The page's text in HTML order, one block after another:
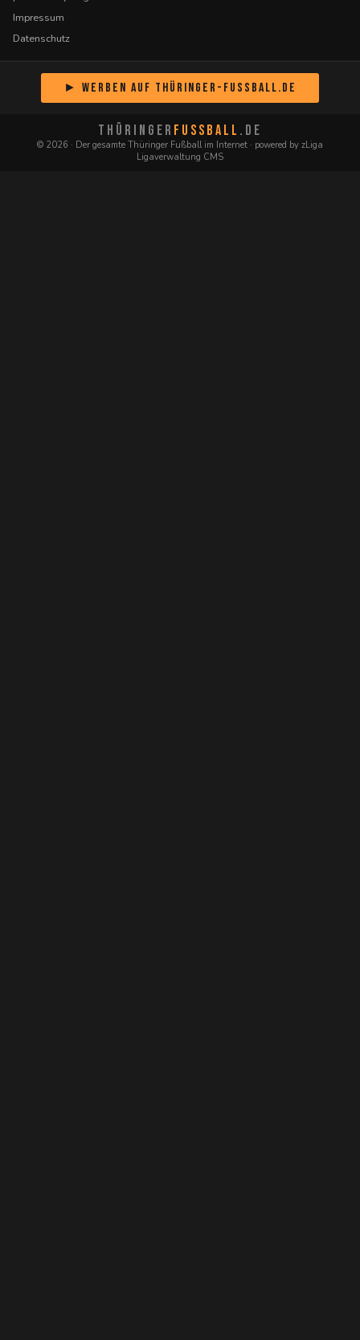
Impressum
Datenschutz
► Werben auf Thüringer-Fussball.de
THÜRINGER FUSSBALL .DE
© 2026 · Der gesamte Thüringer Fußball im Internet · powered by zLiga
Ligaverwaltung CMS